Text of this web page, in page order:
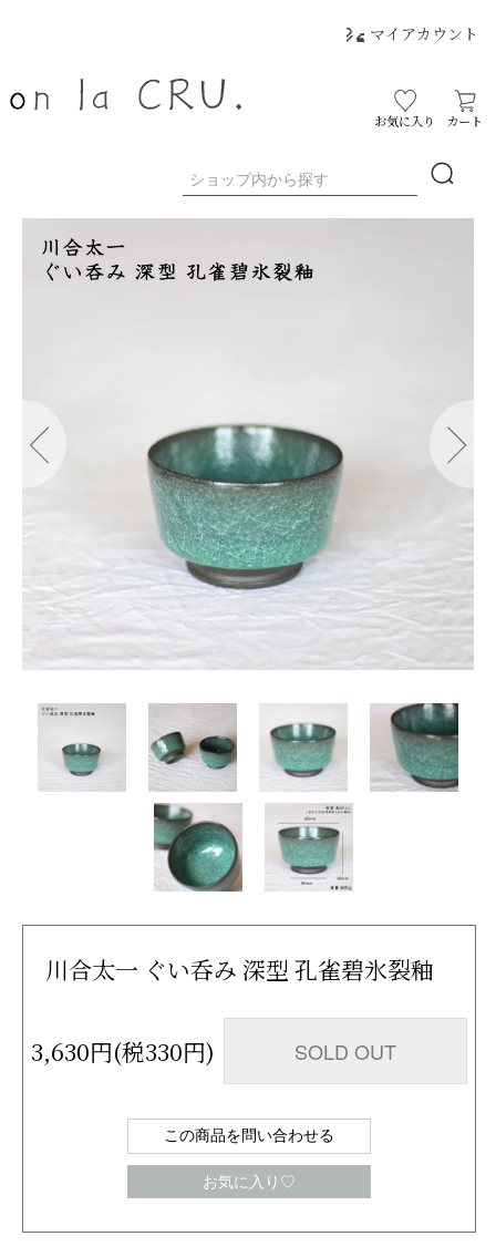
マイアカウント
お気に入り カート
川合太一 ぐい呑み 深型 孔雀碧氷裂釉
3,630円(税330円) SOLD OUT
この商品を問い合わせる
お気に入り♡